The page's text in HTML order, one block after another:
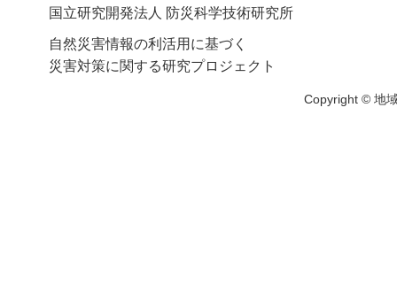
国立研究開発法人 防災科学技術研究所
自然災害情報の利活用に基づく
災害対策に関する研究プロジェクト
Copyright © 地